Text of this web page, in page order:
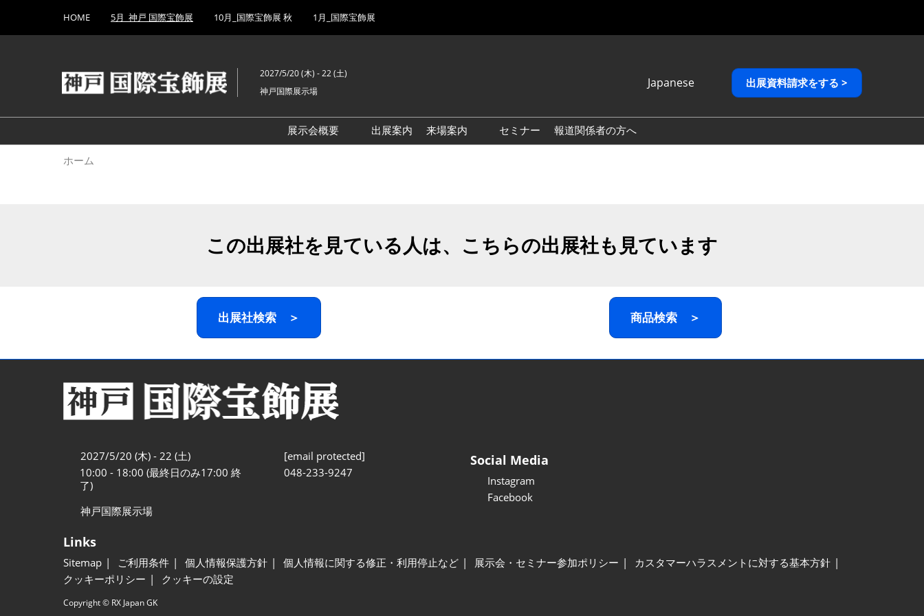
キ
し
て
to
HOME 5月_神戸 国際宝飾展 10月_国際宝飾展 秋 1月_国際宝飾展
2027/5/20 (木) - 22 (土)
神戸国際展示場
Japanese
English
繁體中文
出展資料請求をする >
展示会概要
出展案内
来場案内
セミナー 報道関係者の方へ
ホーム
この出展社を見ている人は、こちらの出展社も見ています
出展社検索 ＞ 商品検索 ＞
2027/5/20 (木) - 22 (土)
10:00 - 18:00 (最終日のみ17:00 終
了)
神戸国際展示場
[email protected]
048-233-9247
Social Media
Instagram
Facebook
Links
Sitemap ご利用条件 個人情報保護方針 個人情報に関する修正・利用停止など 展示会・セミナー参加ポリシー
カスタマーハラスメントに対する基本方針
クッキーポリシー
クッキーの設定
Copyright © RX Japan GK